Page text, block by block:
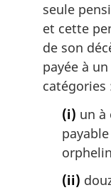
seule
et cette
de son
payée à
catégories
(i) un à
(ii)